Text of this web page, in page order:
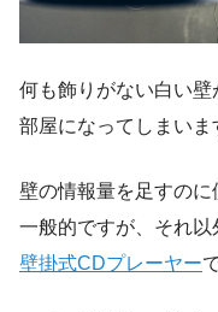
何も飾りがない白い
部屋になってしまいま
壁の情報量を足すの
一般的ですが、それ以
壁掛式CDプレーヤー